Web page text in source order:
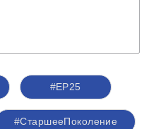
#ЕР25
#СтаршееПоколение